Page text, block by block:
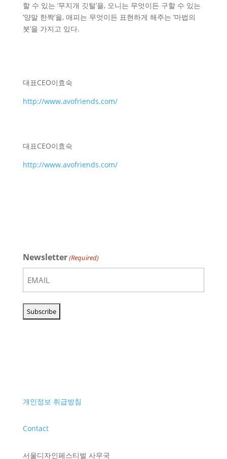
할 수 있는 ‘무지개 깃털’을, 오니는 무엇이든 구할 수 있는
‘양말 한짝’을, 애피는 무엇이든 표현하게 해주는 ‘마법의
붓’을 가지고 있다.
대표CEO이효숙
http://www.avofriends.com/
대표CEO이효숙
http://www.avofriends.com/
Newsletter(Required)
개인정보 취급방침
Contact
서울디자인페스티벌 사무국